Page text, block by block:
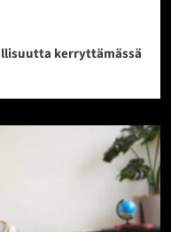
kerryttämässä